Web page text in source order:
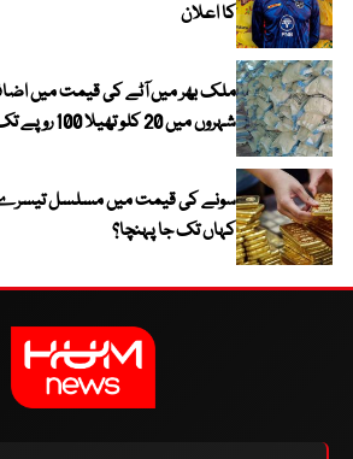
کا اعلان
ملک بھر میں آٹے کی قیمت میں
شہروں میں 20 کلو تھیلا 100 روپے تک مہنگا
سونے کی قیمت میں مسلسل تیسرے
کہاں تک جا پہنچا؟